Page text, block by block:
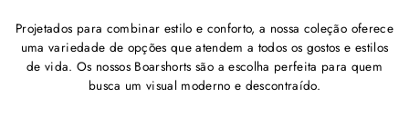
Projetados para combinar estilo e conforto, a nossa coleção oferece
uma variedade de opções que atendem a todos os gostos e estilos
de vida. Os nossos Boarshorts são a escolha perfeita para quem
busca um visual moderno e descontraído.